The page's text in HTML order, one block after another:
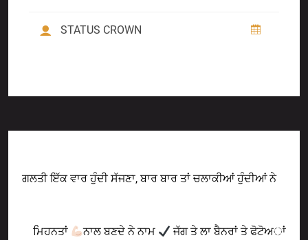
STATUS CROWN
ਗਲਤੀ ਇੱਕ ਵਾਰ ਹੁੰਦੀ ਸੱਜਣਾ, ਬਾਰ ਬਾਰ ਤਾਂ ਚਲਾਕੀਆਂ ਹੁੰਦੀਆਂ ਨੇ
ਮਿਹਨਤਾਂ ਨਾਲ ਬਣਦੇ ਨੇ ਨਾਮ
ਜੱਗ ਤੇ ਲਾ ਬੈਨਰਾਂ ਤੇ ਫੋਟੋਅਾਂ